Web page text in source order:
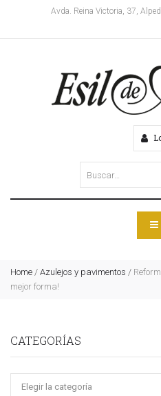
Avda. Reina Victoria, 37,
Home / Azulejos y pavimentos /
mejor forma!
CATEGORÍAS